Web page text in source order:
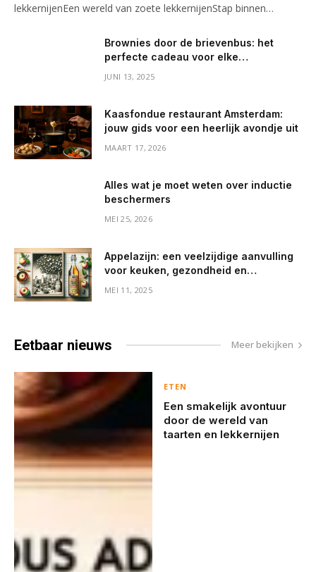
lekkernijenEen wereld van zoete lekkernijenStap binnen…
Brownies door de brievenbus: het
perfecte cadeau voor elke
JUNI 13, 2025
Kaasfondue restaurant Amsterdam:
jouw gids voor een heerlijk avondje uit
MAART 17, 2026
Alles wat je moet weten over inductie
beschermers
MEI 25, 2026
Appelazijn: een veelzijdige aanvulling
voor keuken, gezondheid en
MEI 11, 2025
Eetbaar nieuws Meer bekijken
ETEN
Een smakelijk avontuur
door de wereld van
taarten en lekkernijen